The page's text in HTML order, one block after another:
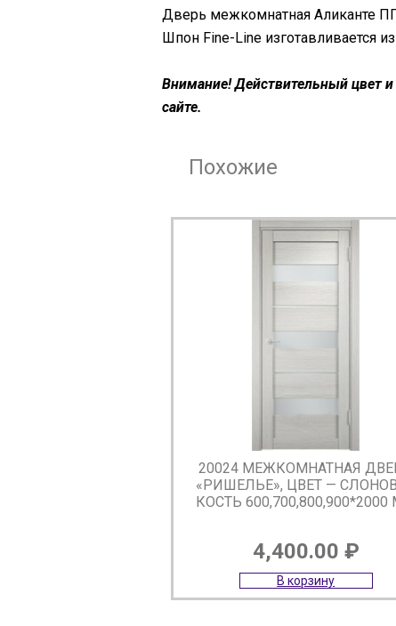
Дверь межкомнатная Аликанте
Шпон Fine-Line изготавливается
Внимание! Действительный цвет и
сайте.
Похожие
20024 МЕЖКОМНАТНАЯ
«РИШЕЛЬЕ», ЦВЕТ —
КОСТЬ
4,400.00 ₽
В корзину